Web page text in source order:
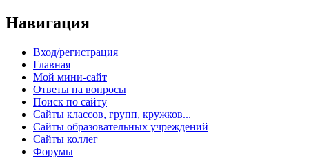
Навигация
Вход/регистрация
Главная
Мой мини-сайт
Ответы на вопросы
Поиск по сайту
Сайты классов, групп, кружков...
Сайты образовательных учреждений
Сайты коллег
Форумы